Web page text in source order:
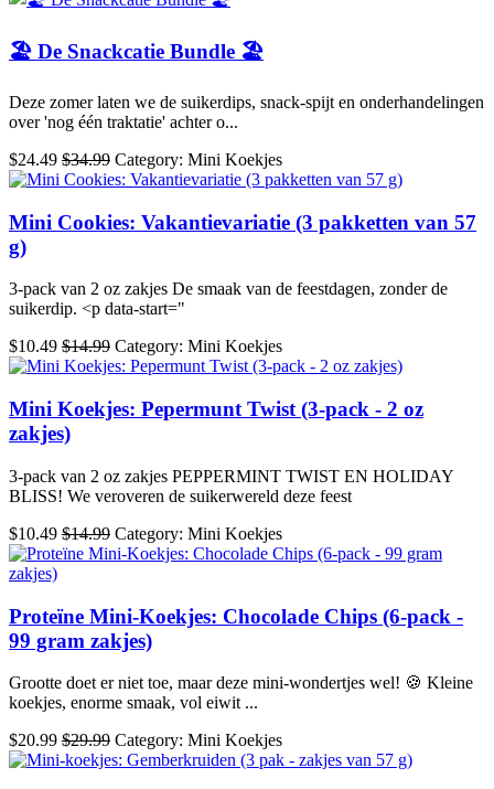
🏖️ De Snackcatie Bundle 🏖️
Deze zomer laten we de suikerdips, snack-spijt en onderhandelingen
over 'nog één traktatie' achter o...
$24.49 $34.99 Category: Mini Koekjes
Mini Cookies: Vakantievariatie (3 pakketten van 57
g)
3-pack van 2 oz zakjes De smaak van de feestdagen, zonder de
suikerdip. <p data-start="
$10.49 $14.99 Category: Mini Koekjes
Mini Koekjes: Pepermunt Twist (3-pack - 2 oz
zakjes)
3-pack van 2 oz zakjes PEPPERMINT TWIST EN HOLIDAY
BLISS! We veroveren de suikerwereld deze feest
$10.49 $14.99 Category: Mini Koekjes
Proteïne Mini-Koekjes: Chocolade Chips (6-pack -
99 gram zakjes)
Grootte doet er niet toe, maar deze mini-wondertjes wel! 🍪 Kleine
koekjes, enorme smaak, vol eiwit ...
$20.99 $29.99 Category: Mini Koekjes